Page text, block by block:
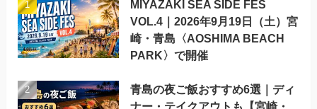
MIYAZAKI SEA SIDE FES
VOL.4｜2026年9月19日（土）宮
崎・青島〈AOSHIMA BEACH
PARK〉で開催
青島の夜ご飯おすすめ6選｜ディ
ナー・テイクアウトも【宮崎・